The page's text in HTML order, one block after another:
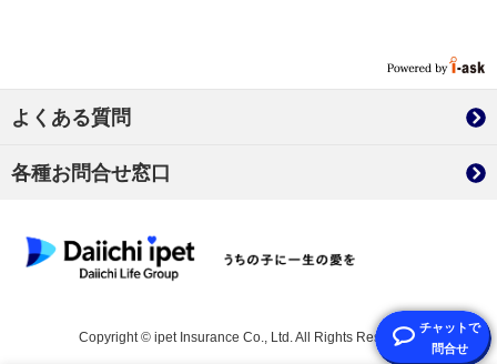
よくある質問
各種お問合せ窓口
Copyright © ipet Insurance Co., Ltd. All Rights Reserved.